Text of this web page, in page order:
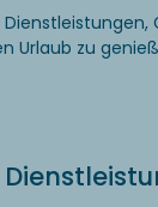
Urlaub zu